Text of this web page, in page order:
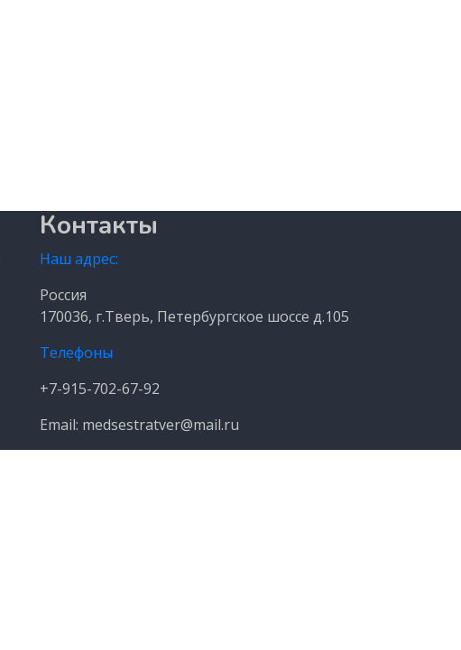
Контакты
Наш адрес:
Россия
170036, г.Тверь, Петербургское шоссе д.105
Телефоны
+7-915-702-67-92
Email: medsestratver@mail.ru